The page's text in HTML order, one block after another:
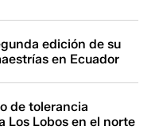
edición de su
en Ecuador
de tolerancia
Los Lobos en el norte